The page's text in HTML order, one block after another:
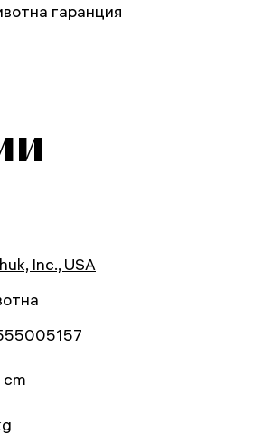
гаранция
Inc., USA